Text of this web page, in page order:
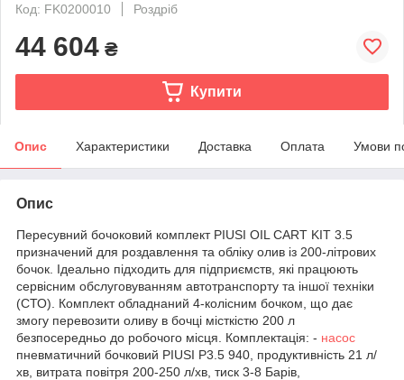
Код: FK0200010
Роздріб
44 604 ₴
Купити
Опис Характеристики Доставка Оплата Умови
Опис
Пересувний бочоковий комплект PIUSI OIL CART KIT 3.5
призначений для роздавлення та обліку олив із 200-літрових
бочок. Ідеально підходить для підприємств, які працюють
сервісним обслуговуванням автотранспорту та іншої техніки
(СТО). Комплект обладнаний 4-колісним бочком, що дає
змогу перевозити оливу в бочці місткістю 200 л
безпосередньо до робочого місця. Комплектація: - насос
пневматичний бочковий PIUSI P3.5 940, продуктивність 21 л/
хв, витрата повітря 200-250 л/хв, тиск 3-8 Барів,